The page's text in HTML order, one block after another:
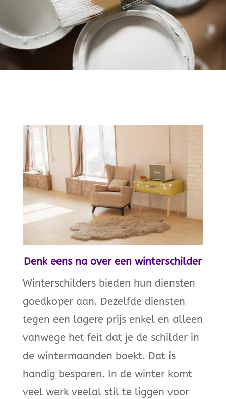
Denk eens na over een winterschilder
Winterschilders bieden hun diensten
goedkoper aan. Dezelfde diensten
tegen een lagere prijs enkel en alleen
vanwege het feit dat je de schilder in
de wintermaanden boekt. Dat is
handig besparen. In de winter komt
veel werk veelal stil te liggen voor